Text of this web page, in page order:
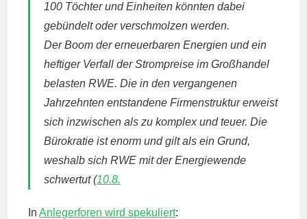
100 Töchter und Einheiten könnten dabei
gebündelt oder verschmolzen werden.
Der Boom der erneuerbaren Energien und ein
heftiger Verfall der Strompreise im Großhandel
belasten RWE. Die in den vergangenen
Jahrzehnten entstandene Firmenstruktur erweist
sich inzwischen als zu komplex und teuer. Die
Bürokratie ist enorm und gilt als ein Grund,
weshalb sich RWE mit der Energiewende
schwertut (10.8.
InAnlegerforen wird spekuliert: